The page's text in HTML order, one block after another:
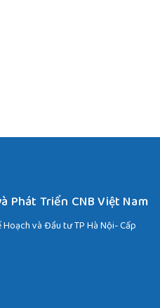
Phát Triển CNB Việt Nam
và Đầu tư TP Hà Nội- Cấp